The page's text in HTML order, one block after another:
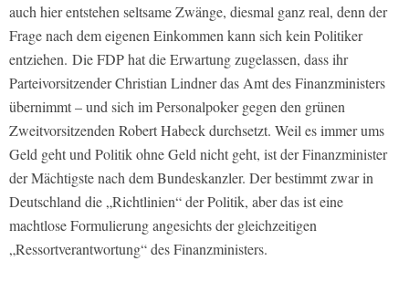
auch hier entstehen seltsame Zwänge, diesmal ganz real, denn der
Frage nach dem eigenen Einkommen kann sich kein Politiker
entziehen. Die FDP hat die Erwartung zugelassen, dass ihr
Parteivorsitzender Christian Lindner das Amt des Finanzministers
übernimmt – und sich im Personalpoker gegen den grünen
Zweitvorsitzenden Robert Habeck durchsetzt. Weil es immer ums
Geld geht und Politik ohne Geld nicht geht, ist der Finanzminister
der Mächtigste nach dem Bundeskanzler. Der bestimmt zwar in
Deutschland die „Richtlinien“ der Politik, aber das ist eine
machtlose Formulierung angesichts der gleichzeitigen
„Ressortverantwortung“ des Finanzministers.